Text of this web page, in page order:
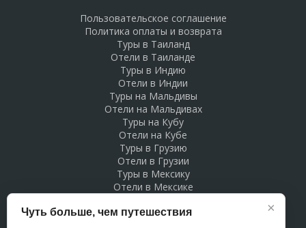
Пользовательское соглашение
Политика оплаты и возврата
Туры в Таиланд
Отели в Таиланде
Туры в Индию
Отели в Индии
Туры на Мальдивы
Отели на Мальдивах
Туры на Кубу
Отели на Кубе
Туры в Грузию
Отели в Грузии
Туры в Мексику
Отели в Мексике
Отели в Доминикане
×
Чуть больше, чем путешествия